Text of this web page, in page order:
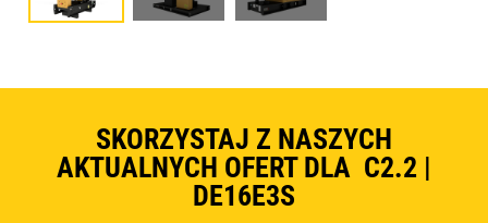
SKORZYSTAJ Z NASZYCH
AKTUALNYCH OFERT DLA C2.2 |
DE16E3S